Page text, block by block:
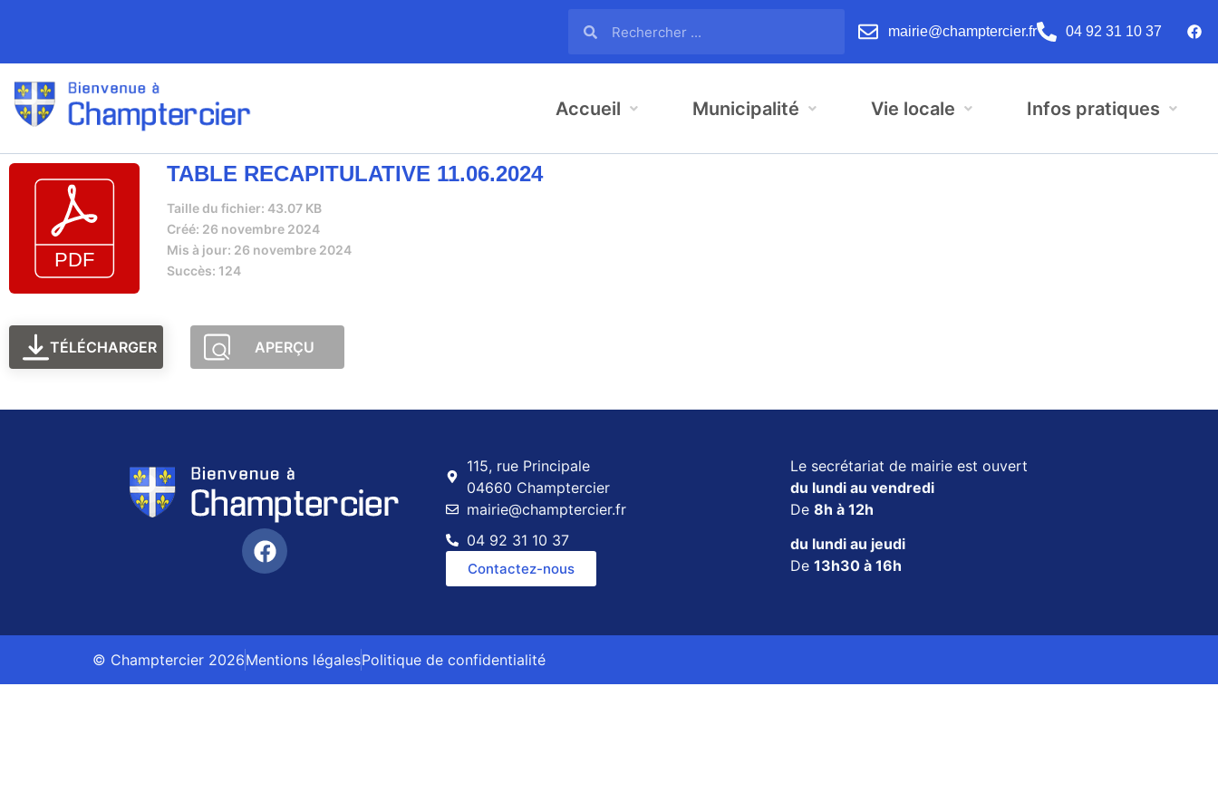
mairie@champtercier.fr 04 92 31 10 37
Accueil Municipalité Vie locale Infos pratiques
TABLE RECAPITULATIVE 11.06.2024
Taille du fichier: 43.07 KB
Créé: 26 novembre 2024
Mis à jour: 26 novembre 2024
Succès: 124
TÉLÉCHARGER APERÇU
115, rue Principale
04660 Champtercier
mairie@champtercier.fr
04 92 31 10 37
Contactez-nous
Le secrétariat de mairie est ouvert
du lundi au vendredi
De 8h à 12h
du lundi au jeudi
De 13h30 à 16h
© Champtercier 2026Mentions légalesPolitique de confidentialité